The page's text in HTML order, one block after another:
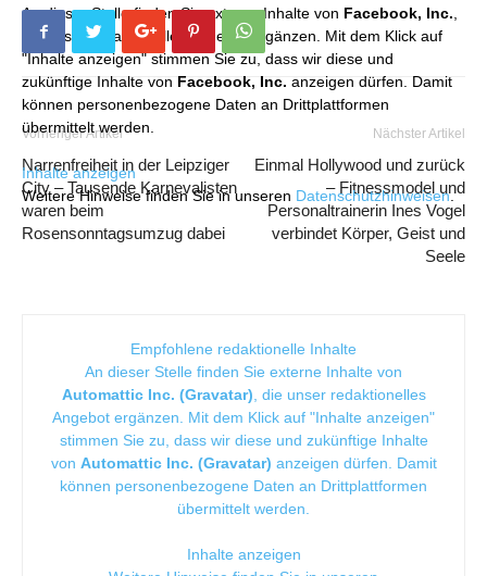
An dieser Stelle finden Sie externe Inhalte von Facebook, Inc.
die unser redaktionelles Angebot ergänzen. Mit dem Klick auf
"Inhalte anzeigen" stimmen Sie zu, dass wir diese und
zukünftige Inhalte von Facebook, Inc. anzeigen dürfen. Damit
können personenbezogene Daten an Drittplattformen
übermittelt werden.
Inhalte anzeigen
Weitere Hinweise finden Sie in unseren Datenschutzhinweisen.
Vorheriger Artikel
Narrenfreiheit in der Leipziger
City – Tausende Karnevalisten
waren beim
Rosensonntagsumzug dabei
Nächster Artikel
Einmal Hollywood und zurück
– Fitnessmodel und
Personaltrainerin Ines Vogel
verbindet Körper, Geist und
Seele
Empfohlene redaktionelle Inhalte
An dieser Stelle finden Sie externe Inhalte von
Automattic Inc. (Gravatar) , die unser redaktionelles
Angebot ergänzen. Mit dem Klick auf "Inhalte anzeigen"
stimmen Sie zu, dass wir diese und zukünftige Inhalte
von Automattic Inc. (Gravatar) anzeigen dürfen. Damit
können personenbezogene Daten an Drittplattformen
übermittelt werden.
Inhalte anzeigen